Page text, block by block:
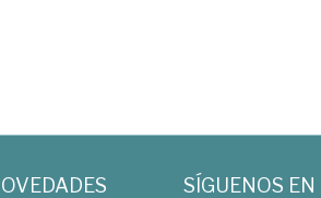
SÍGUENOS EN